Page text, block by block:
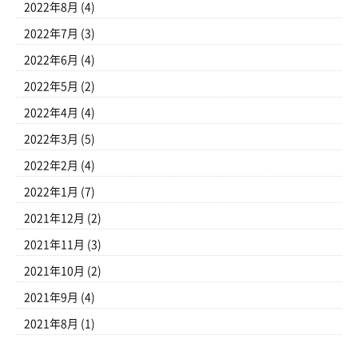
2022年8月 (4)
2022年7月 (3)
2022年6月 (4)
2022年5月 (2)
2022年4月 (4)
2022年3月 (5)
2022年2月 (4)
2022年1月 (7)
2021年12月 (2)
2021年11月 (3)
2021年10月 (2)
2021年9月 (4)
2021年8月 (1)